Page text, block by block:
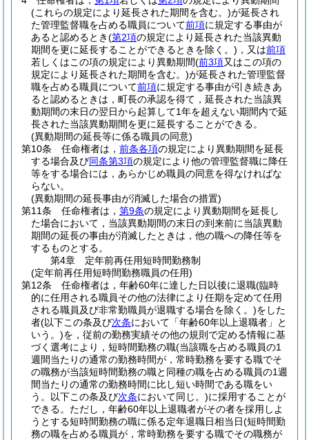
(これらの規定により延長された期間を含む。)が延長され
た管理監督職を占める職員について前項に規定する事由が
あると認めるとき(第2項の規定により延長された当該異動
期間を更に延長することができるときを除く。) ，又は前項
若しくはこの項の規定により異動期間(前3項又はこの項の
規定により延長された期間を含む。)が延長された管理監督
職を占める職員について前項に規定する事由が引き続きあ
ると認めるときは，町長の承認を得て，延長された当該異
動期間の末日の翌日から起算して1年を超えない期間内で延
長された当該異動期間を更に延長することができる。
(異動期間の延長等に係る職員の同意)
第10条
任命権者は， 前条各項の規定により異動期間を延長
する場合及び同条第3項の規定により他の管理監督職に降任
等をする場合には，あらかじめ職員の同意を得なければな
らない。
(異動期間の延長事由が消滅した場合の措置)
第11条
任命権者は， 第9条の規定により異動期間を延長し
た場合において，当該異動期間の末日の到来前に当該異動
期間の延長の事由が消滅したときは，他の職への降任等を
するものとする。
第4章
定年前再任用短時間勤務制
(定年前再任用短時間勤務職員の任用)
第12条
任命権者は，年齢60年に達した日以後に退職(臨時
的に任用される職員その他の法律により任期を定めて任用
される職員及び非常勤職員が退職する場合を除く。)をした
者(以下この条及び次条において「年齢60年以上退職者」と
いう。)を，従前の勤務実績その他の規則で定める情報に基
づく選考により，短時間勤務の職(当該職を占める職員の1
週間当たりの通常の勤務時間が，常時勤務を要する職でそ
の職務が当該短時間勤務の職と同種の職を占める職員の1週
間当たりの通常の勤務時間に比し短い時間である職をい
う。以下この条及び次条において同じ。)に採用することが
できる。 ただし，年齢60年以上退職者がその者を採用しよ
うとする短時間勤務の職に係る定年退職日相当日(短時間勤
務の職を占める職員が，常時勤務を要する職でその職務が